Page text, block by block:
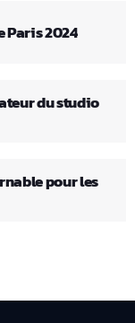
Paris 2024
du studio
pour les